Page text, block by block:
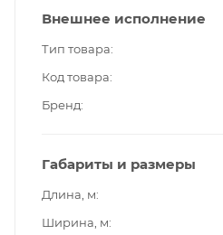
Внешнее исполнение
Тип товара
Код товара
Бренд
Габариты и размеры
Длина, м
Ширина, м